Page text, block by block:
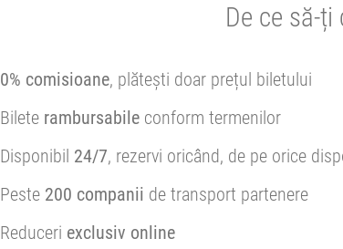
De ce să-
0% comisioane, plătești doar prețul biletului
Bilete rambursabile conform termenilor
Disponibil 24/7, rezervi oricând, de pe orice
Peste 200 companii de transport partenere
Reduceri exclusiv online